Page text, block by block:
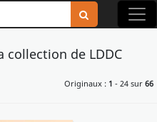
2DG !
collection de LDDC
Originaux : 1 - 24 sur 66